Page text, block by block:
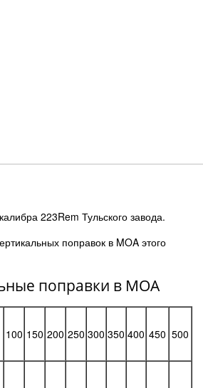
223Rem Тульского завода.
поправок в MOA этого
поправки в MOA
100 150 200 250 300 350 400 450 500